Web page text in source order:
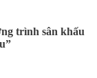
trình sân khấu